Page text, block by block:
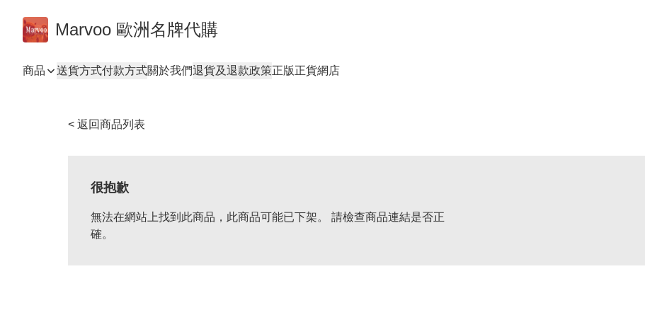
Marvoo 歐洲名牌代購
商品 送貨方式付款方式關於我們退貨及退款政策正版正貨網店
< 返回商品列表
很抱歉
無法在網站上找到此商品，此商品可能已下架。 請檢查商品連結是否正
確。